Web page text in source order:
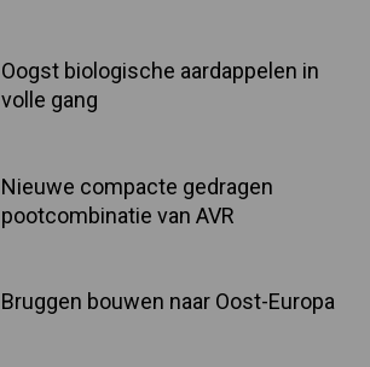
Oogst biologische aardappelen in
volle gang
Nieuwe compacte gedragen
pootcombinatie van AVR
Bruggen bouwen naar Oost-Europa